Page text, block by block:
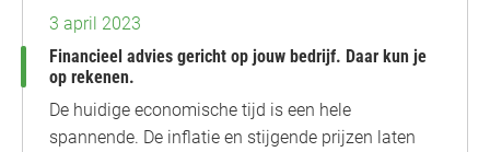
3 april 2023
Financieel advies gericht op jouw bedrijf. Daar kun je
op rekenen.
De huidige economische tijd is een hele
spannende. De inflatie en stijgende prijzen laten